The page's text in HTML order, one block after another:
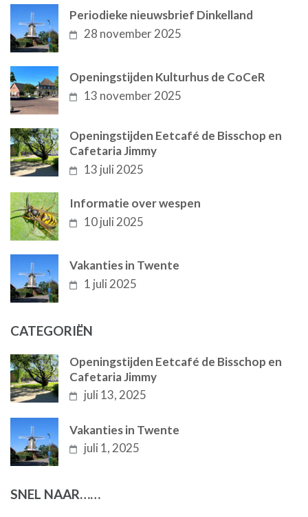
Periodieke nieuwsbrief Dinkelland
28 november 2025
Openingstijden Kulturhus de CoCeR
13 november 2025
Openingstijden Eetcafé de Bisschop en
Cafetaria Jimmy
13 juli 2025
Informatie over wespen
10 juli 2025
Vakanties in Twente
1 juli 2025
CATEGORIËN
Openingstijden Eetcafé de Bisschop en
Cafetaria Jimmy
juli 13, 2025
Vakanties in Twente
juli 1, 2025
SNEL NAAR……